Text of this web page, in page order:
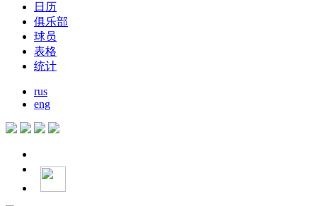
日历
俱乐部
球员
表格
统计
rus
eng